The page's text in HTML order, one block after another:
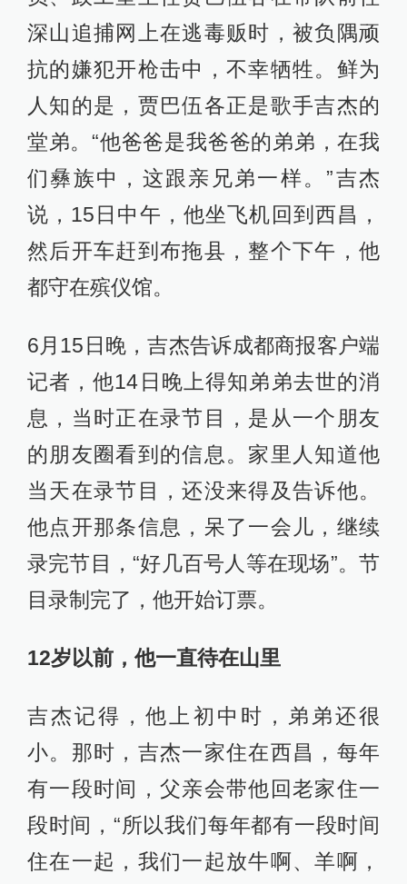
深山追捕网上在逃毒贩时，被负隅顽
抗的嫌犯开枪击中，不幸牺牲。鲜为
人知的是，贾巴伍各正是歌手吉杰的
堂弟。“他爸爸是我爸爸的弟弟，在我
们彝族中，这跟亲兄弟一样。”吉杰
说，15日中午，他坐飞机回到西昌，
然后开车赶到布拖县，整个下午，他
都守在殡仪馆。
6月15日晚，吉杰告诉成都商报客户端
记者，他14日晚上得知弟弟去世的消
息，当时正在录节目，是从一个朋友
的朋友圈看到的信息。家里人知道他
当天在录节目，还没来得及告诉他。
他点开那条信息，呆了一会儿，继续
录完节目，“好几百号人等在现场”。节
目录制完了，他开始订票。
12岁以前，他一直待在山里
吉杰记得，他上初中时，弟弟还很
小。那时，吉杰一家住在西昌，每年
有一段时间，父亲会带他回老家住一
段时间，“所以我们每年都有一段时间
住在一起，我们一起放牛啊、羊啊，